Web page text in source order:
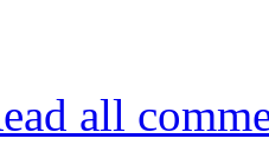
all